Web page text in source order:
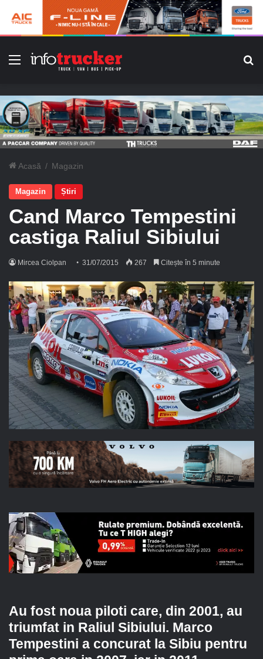
Meniu
Acasă / Magazin
Magazin Știri
Cand Marco Tempestini
castiga Raliul Sibiului
Mircea Ciolpan 31/07/2015 267 Citește în 5 minute
Au fost noua piloti care, din 2001, au
triumfat in Raliul Sibiului. Marco
Tempestini a concurat la Sibiu pentru